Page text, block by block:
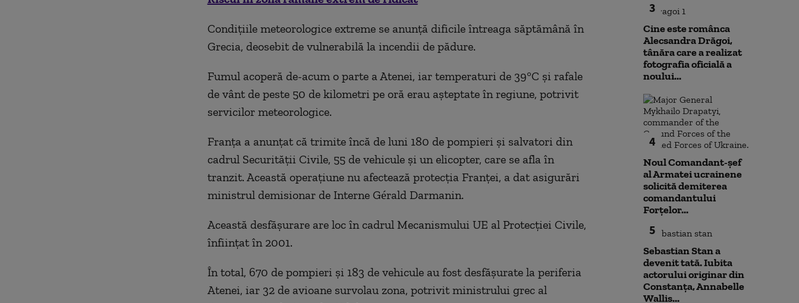
Condiţiile meteorologice extreme se anunţă dificile întreaga săptămână în
Grecia, deosebit de vulnerabilă la incendii de pădure.
Fumul acoperă de-acum o parte a Atenei, iar temperaturi de 39°C şi rafale
de vânt de peste 50 de kilometri pe oră erau aşteptate în regiune, potrivit
servicilor meteorologice.
Franţa a anunţat că trimite încă de luni 180 de pompieri şi salvatori din
cadrul Securităţii Civile, 55 de vehicule şi un elicopter, care se afla în
tranzit. Această operaţiune nu afectează protecţia Franţei, a dat asigurări
ministrul demisionar de Interne Gérald Darmanin.
Această desfăşurare are loc în cadrul Mecanismului UE al Protecţiei Civile,
înfiinţat în 2001.
În total, 670 de pompieri şi 183 de vehicule au fost desfăşurate la periferia
Atenei, iar 32 de avioane survolau zona, potrivit ministrului grec al
3
Cine este românca
Alecsandra Drăgoi,
tânăra care a realizat
fotografia oficială a
noului...
4
Noul Comandant-șef
al Armatei ucrainene
solicită demiterea
comandantului
Forțelor...
5
Sebastian Stan a
devenit tată. Iubita
actorului originar din
Constanța, Annabelle
Wallis...